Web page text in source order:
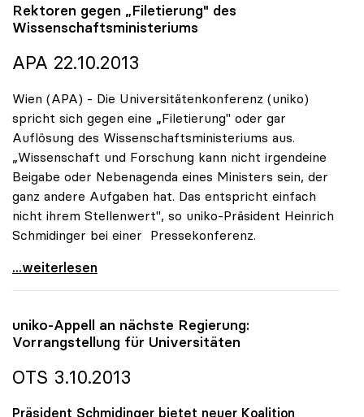
Rektoren gegen „Filetierung" des
Wissenschaftsministeriums
APA 22.10.2013
Wien (APA) - Die Universitätenkonferenz (uniko)
spricht sich gegen eine „Filetierung" oder gar
Auflösung des Wissenschaftsministeriums aus.
„Wissenschaft und Forschung kann nicht irgendeine
Beigabe oder Nebenagenda eines Ministers sein, der
ganz andere Aufgaben hat. Das entspricht einfach
nicht ihrem Stellenwert", so uniko-Präsident Heinrich
Schmidinger bei einer Pressekonferenz.
Rektoren gegen „Filetierung\" des
...weiterlesen
uniko-Appell an nächste Regierung:
Vorrangstellung für Universitäten
OTS 3.10.2013
Präsident Schmidinger bietet neuer Koalition